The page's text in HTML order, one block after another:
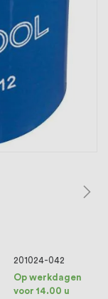
dat een
het
201024-042
Op werkdagen
voor 14.00 u